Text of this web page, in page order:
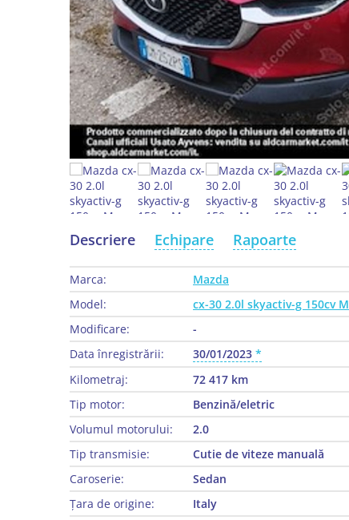
Descriere Echipare Rapoarte
Marca:
Mazda
Model:
cx-30 2.0l skyactiv-g 150cv M
Modificare:
-
Data înregistrării:
30/01/2023
Kilometraj:
72 417 km
Tip motor:
Benzină/eletric
Volumul motorului:
2.0
Tip transmisie:
Cutie de viteze manuală
Caroserie:
Sedan
Țara de origine:
Italy